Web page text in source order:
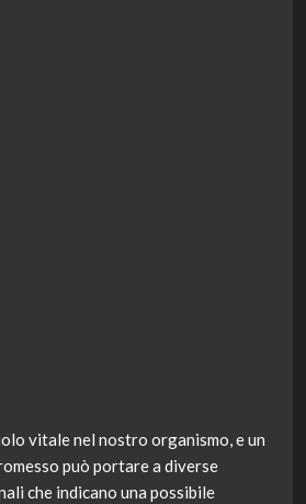
vitale nel nostro organismo, e un
può portare a diverse
che indicano una possibile